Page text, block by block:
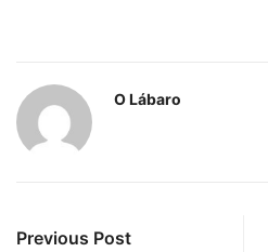
O Lábaro
Previous Post